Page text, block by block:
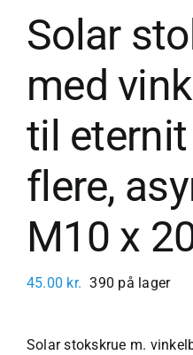
Solar
med
til
flere,
M10 x
45.00 kr. 390 på lager
Solar stokskrue m.